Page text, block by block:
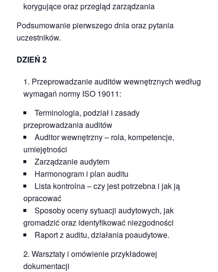
korygujące oraz przegląd zarządzania
Podsumowanie pierwszego dnia oraz pytania
uczestników.
DZIEŃ 2
Przeprowadzanie auditów wewnętrznych według
wymagań normy ISO 19011:
Terminologia, podział i zasady
przeprowadzania auditów
Auditor wewnętrzny – rola, kompetencje,
umiejętności
Zarządzanie audytem
Harmonogram i plan auditu
Lista kontrolna – czy jest potrzebna i jak ją
opracować
Sposoby oceny sytuacji audytowych, jak
gromadzić oraz identyfikować niezgodności
Raport z auditu, działania poaudytowe.
Warsztaty i omówienie przykładowej
dokumentacji